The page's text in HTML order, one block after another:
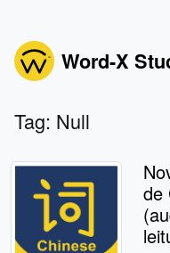
Word-X
Tag: Null
de